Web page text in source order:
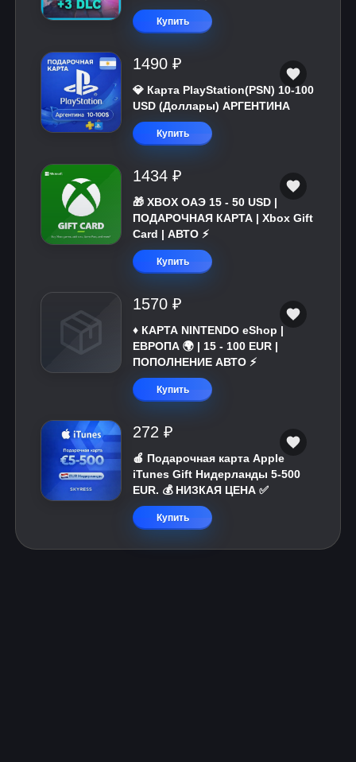
Купить
1490 ₽
💎 Карта PlayStation(PSN) 10-100
USD (Доллары) АРГЕНТИНА
Купить
1434 ₽
🎁 XBOX ОАЭ 15 - 50 USD |
ПОДАРОЧНАЯ КАРТА | Xbox Gift
Card | АВТО ⚡
Купить
1570 ₽
♦️ КАРТА NINTENDO eShop |
ЕВРОПА 🌍 | 15 - 100 EUR |
ПОПОЛНЕНИЕ АВТО ⚡
Купить
272 ₽
🍎 Подарочная карта Apple
iTunes Gift Нидерланды 5-500
EUR. 💰 НИЗКАЯ ЦЕНА ✅
Купить